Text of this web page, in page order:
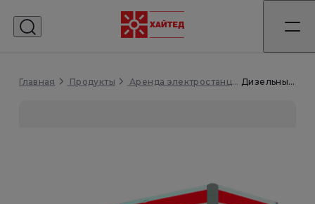
Главная Продукты Аренда электростанций Дизельный генератор 80 кВт